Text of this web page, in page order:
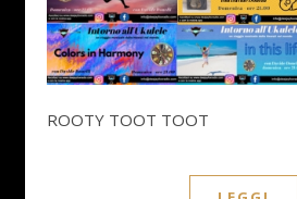
ROOTY TOOT TOOT